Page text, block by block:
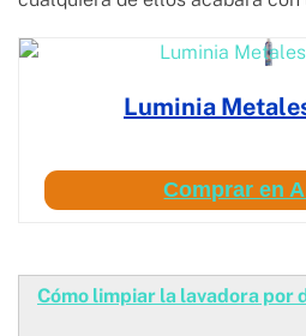
Luminia
Comprar en
Cómo limpiar la lavadora por